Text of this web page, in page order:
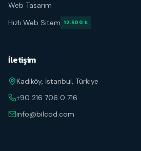
Web Tasarım
Hızlı Web Sitem 12.500 ₺
İletişim
Kadıköy, İstanbul, Türkiye
+90 216 706 0 716
info@bilcod.com